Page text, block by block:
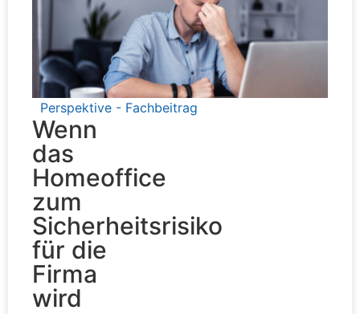
Perspektive - Fachbeitrag
Wenn
das
Homeoffice
zum
Sicherheitsrisiko
für die
Firma
wird